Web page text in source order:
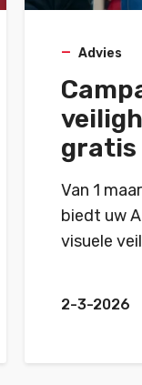
Advies
gratis
Van 1
biedt uw
visuele
een
2-3-2026